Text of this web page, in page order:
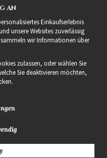
Hair
AN
Einkaufserlebnis
unsere Websites zuverlässig
wir Informationen über
zulassen, oder wählen Sie
Sie deaktivieren möchten,